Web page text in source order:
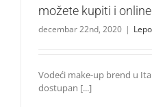
možete kupiti i online
decembar 22nd, 2020 |
Vodeći make-up brend u
dostupan [...]